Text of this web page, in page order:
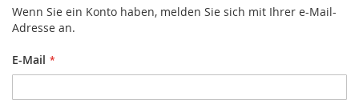
Wenn Sie ein Konto haben, melden Sie sich mit Ihrer e-Mail-
Adresse an.
E-Mail